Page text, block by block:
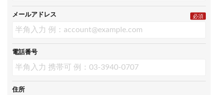
メールアドレス 必須
電話番号
住所